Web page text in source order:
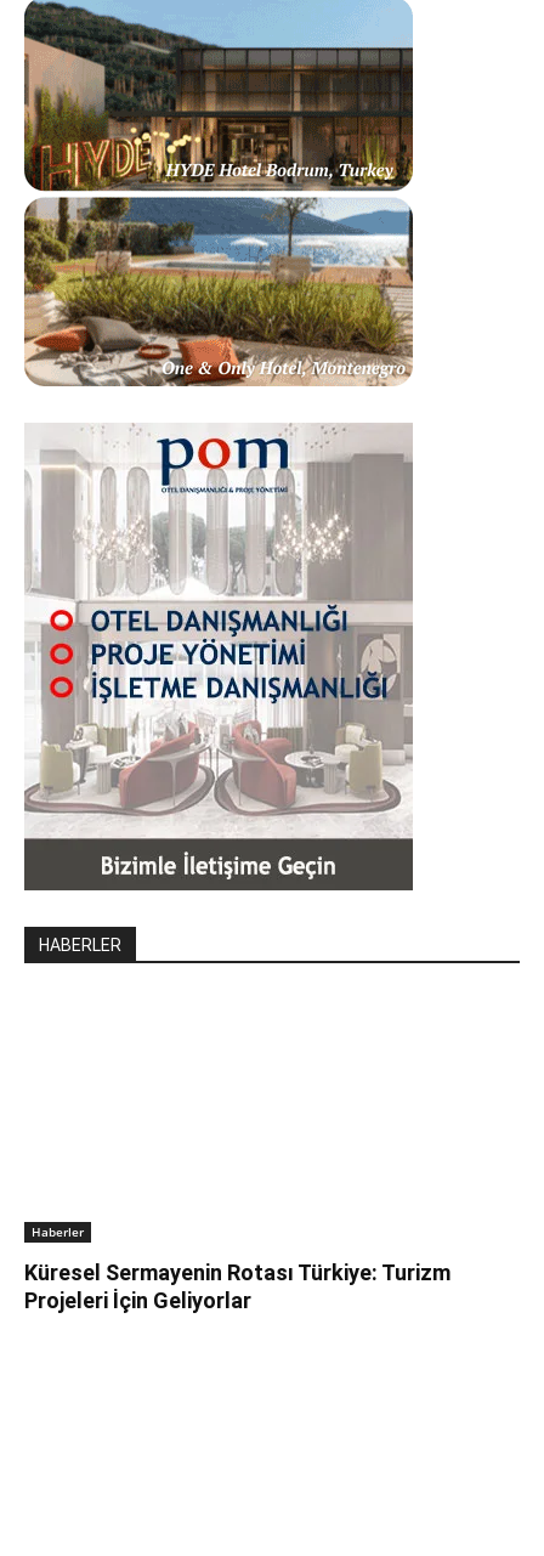
HABERLER
Haberler
Küresel Sermayenin Rotası Türkiye: Turizm
Projeleri İçin Geliyorlar